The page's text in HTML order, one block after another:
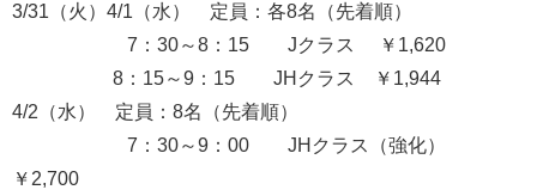
3/31（火）4/1（水） 定員：各8名（先着順）
7：30～8：15 Jクラス ￥1,620
8：15～9：15 JHクラス ￥1,944
4/2（水） 定員：8名（先着順）
7：30～9：00 JHクラス（強化）
￥2,700